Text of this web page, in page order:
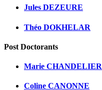
Jules DEZEURE
Théo DOKHELAR
Post Doctorants
Marie CHANDELIER
Coline CANONNE